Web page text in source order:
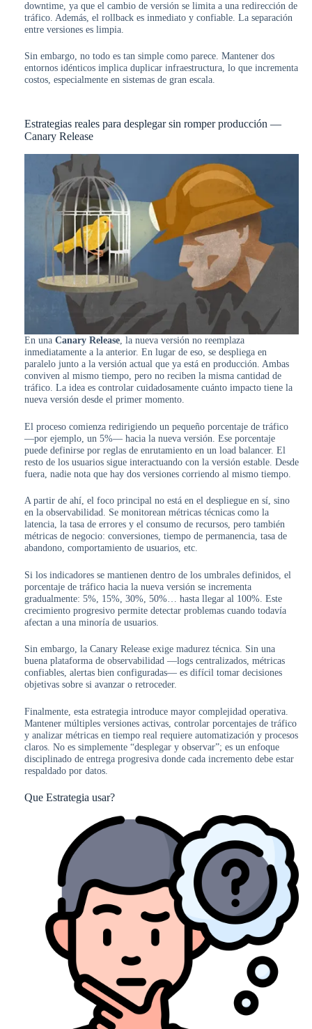
downtime, ya que el cambio de versión se limita a una redirección de
tráfico. Además, el rollback es inmediato y confiable. La separación
entre versiones es limpia.
Sin embargo, no todo es tan simple como parece. Mantener dos
entornos idénticos implica duplicar infraestructura, lo que incrementa
costos, especialmente en sistemas de gran escala.
Estrategias reales para desplegar sin romper producción —
Canary Release
En una Canary Release, la nueva versión no reemplaza
inmediatamente a la anterior. En lugar de eso, se despliega en
paralelo junto a la versión actual que ya está en producción. Ambas
conviven al mismo tiempo, pero no reciben la misma cantidad de
tráfico. La idea es controlar cuidadosamente cuánto impacto tiene la
nueva versión desde el primer momento.
El proceso comienza redirigiendo un pequeño porcentaje de tráfico
—por ejemplo, un 5%— hacia la nueva versión. Ese porcentaje
puede definirse por reglas de enrutamiento en un load balancer. El
resto de los usuarios sigue interactuando con la versión estable. Desde
fuera, nadie nota que hay dos versiones corriendo al mismo tiempo.
A partir de ahí, el foco principal no está en el despliegue en sí, sino
en la observabilidad. Se monitorean métricas técnicas como la
latencia, la tasa de errores y el consumo de recursos, pero también
métricas de negocio: conversiones, tiempo de permanencia, tasa de
abandono, comportamiento de usuarios, etc.
Si los indicadores se mantienen dentro de los umbrales definidos, el
porcentaje de tráfico hacia la nueva versión se incrementa
gradualmente: 5%, 15%, 30%, 50%… hasta llegar al 100%. Este
crecimiento progresivo permite detectar problemas cuando todavía
afectan a una minoría de usuarios.
Sin embargo, la Canary Release exige madurez técnica. Sin una
buena plataforma de observabilidad —logs centralizados, métricas
confiables, alertas bien configuradas— es difícil tomar decisiones
objetivas sobre si avanzar o retroceder.
Finalmente, esta estrategia introduce mayor complejidad operativa.
Mantener múltiples versiones activas, controlar porcentajes de tráfico
y analizar métricas en tiempo real requiere automatización y procesos
claros. No es simplemente “desplegar y observar”; es un enfoque
disciplinado de entrega progresiva donde cada incremento debe estar
respaldado por datos.
Que Estrategia usar?